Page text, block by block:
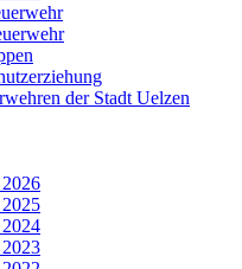
der Stadt Uelzen